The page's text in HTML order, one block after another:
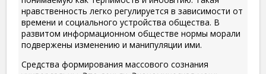
нравственность легко регулируется в зависимости от
времени и социального устройства общества. В
развитом информационном обществе нормы морали
подвержены изменению и манипуляции ими.
Средства формирования массового сознания